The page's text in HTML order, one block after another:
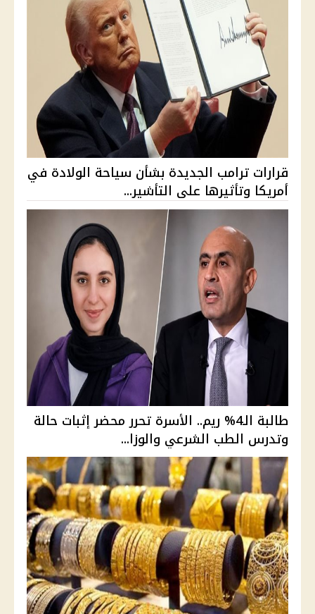
قرارات ترامب الجديدة بشأن سياحة الولادة في
أمريكا وتأثيرها على التأشير...
طالبة الـ4% ريم.. الأسرة تحرر محضر إثبات حالة
وتدرس الطب الشرعي والوزا...